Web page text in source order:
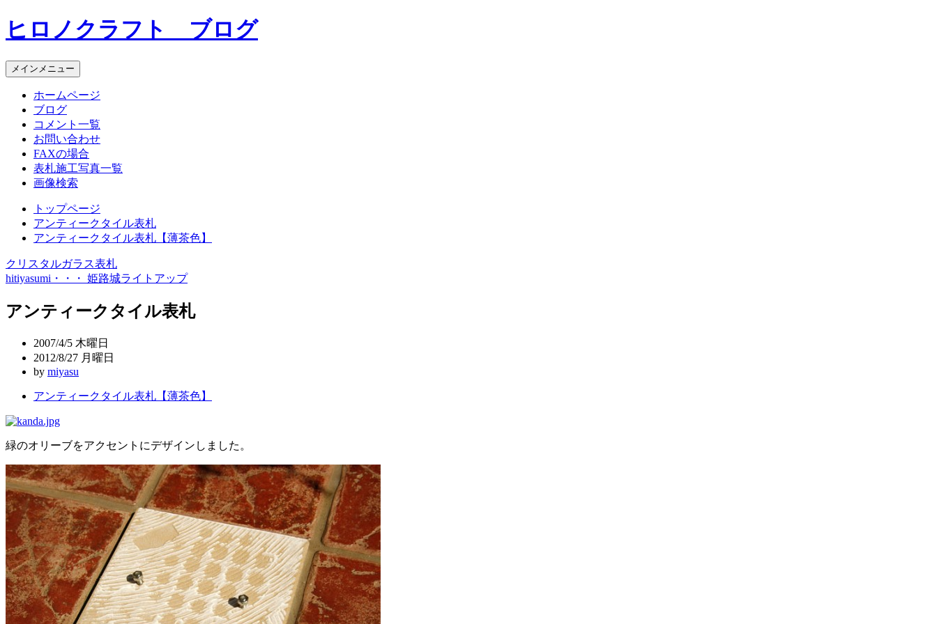
コ
ン
ン
ツ
ヒロノクラフト ブログ
メインメニュー
ホームページ
ブログ
コメント一覧
お問い合わせ
FAXの場合
表札施工写真一覧
画像検索
トップページ
アンティークタイル表札
アンティークタイル表札【薄茶色】
投
稿
ナ
ョ
ン
クリスタルガラス表札
hitiyasumi・・・ 姫路城ライトアップ
アンティークタイル表札
2007/4/5 木曜日
2012/8/27 月曜日
by miyasu
アンティークタイル表札【薄茶色】
緑のオリーブをアクセントにデザインしました。